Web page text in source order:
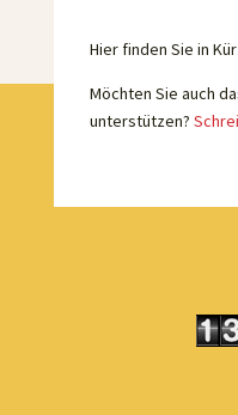
Hier finden Sie in
Möchten Sie auch
unterstützen?